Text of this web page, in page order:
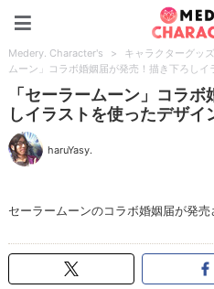
Medery. Character's > キャラクターグッズ
ムーン」コラボ婚姻届が発売！描き下ろしイ
「セーラームーン」コラ
しイラストを使ったデザイ
haruYasy.
セーラームーンのコラボ婚姻届が発売